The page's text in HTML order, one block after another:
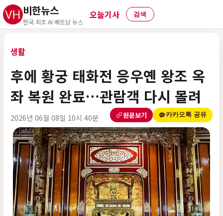
비한뉴스
한국 최초 AI 베트남 뉴스
오늘기사 검색
생활
후에 황궁 태화전 응우옌 왕조 옥
좌 복원 완료…관람객 다시 몰려
2026년 06월 08일 10시 40분 원문보기 카카오톡 공유